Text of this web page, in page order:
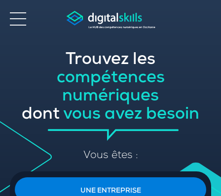
Trouvez les
compétences
numériques
dont vous avez besoin
Vous êtes :
UNE ENTREPRISE